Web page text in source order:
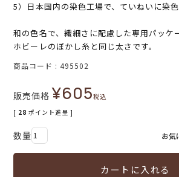
5）日本国内の染色工場で、ていねいに染色
和の色名で、繊細さに配慮した専用パッケ
ホビーレのぼかし糸と同じ太さです。
商品コード 495502
販売価格 ¥605税込
[ 28 ポイント進呈 ]
お気
カートに入れる